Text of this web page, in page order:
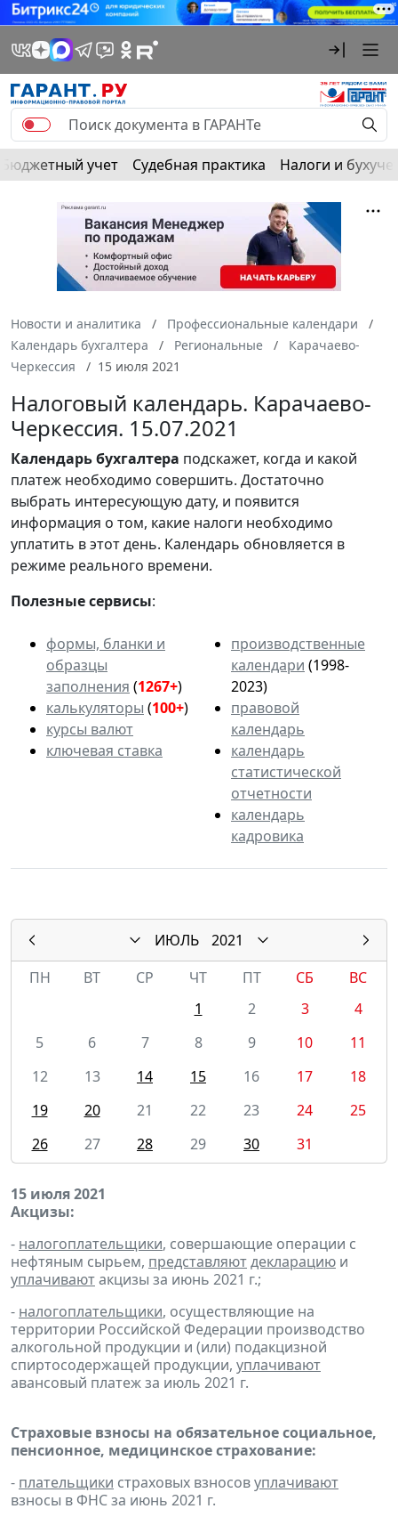
Бюджетный учет Судебная практика Налоги и
Новости и аналитика
Профессиональные календари
Календарь бухгалтера
Региональные
Карачаево-
Черкессия
15 июля 2021
Налоговый календарь. Карачаево-
Черкессия. 15.07.2021
Календарьбухгалтера подскажет, когда и какой
платеж необходимо совершить. Достаточно
выбрать интересующую дату, и появится
информация о том, какие налоги необходимо
уплатить в этот день. Календарь обновляется в
режиме реального времени.
Полезные сервисы:
формы, бланки и
образцы
заполнения (1267+)
калькуляторы (100+)
курсы валют
ключевая ставка
производственные
календари (1998-
2023)
правовой
календарь
календарь
статистической
отчетности
календарь
кадровика
ИЮЛЬ
2021
ПН
ВТ СР ЧТ ПТ СБ
ВС
1
2 3
4
5
6 7 8 9 10
11
12
13 14 15 16 17
18
19
20 21 22 23 24
25
26
27 28 29 30 31
15 июля 2021
Акцизы:
- налогоплательщики, совершающие операции с
нефтяным сырьем, представляютдекларацию и
уплачиваютакцизы за июнь 2021 г.;
- налогоплательщики, осуществляющие на
территории Российской Федерации производство
алкогольной продукции и (или) подакцизной
спиртосодержащей продукции, уплачивают
авансовый платеж за июль 2021 г.
Страховые взносы на обязательное социальное,
пенсионное, медицинское страхование:
- плательщики страховых взносовуплачивают
взносы в ФНС за июнь 2021 г.